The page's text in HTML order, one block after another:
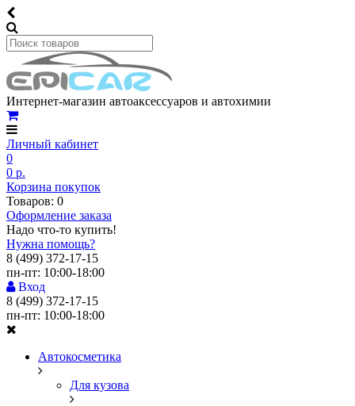
Интернет-магазин автоаксессуаров и автохимии
Личный кабинет
0
0 р.
Корзина покупок
Товаров: 0
Оформление заказа
Надо что-то купить!
Нужна помощь?
8 (499) 372-17-15
пн-пт: 10:00-18:00
Вход
8 (499) 372-17-15
пн-пт: 10:00-18:00
Автокосметика
Для кузова